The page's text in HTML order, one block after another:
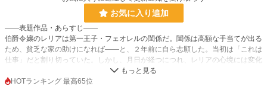
お気に入り追加
――表題作品・あらすじ――
伯爵令嬢のレリアは第一王子・フェオレルの閨係だ。閨係は高額な手当てが出る
ため、貧乏な家の助けになれば――と、２年前に自ら志願した。当初は「これは
仕事」だと割り切っていた。しかし、月日が経つにつれ、レリアの心境には変化
が出てくる。けど、自分は雇われているだけ。自らの心の変化から目を逸らす毎
日の中でレリアの耳に届いたのは――フェオレルが公爵令嬢と婚約するという話
HOTランキング 最高65位